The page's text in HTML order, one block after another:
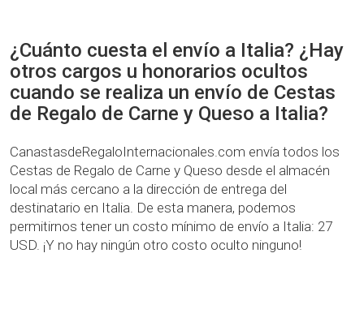
¿Cuánto cuesta el envío a Italia? ¿Hay
otros cargos u honorarios ocultos
cuando se realiza un envío de Cestas
de Regalo de Carne y Queso a Italia?
CanastasdeRegaloInternacionales.com envía todos los
Cestas de Regalo de Carne y Queso desde el almacén
local más cercano a la dirección de entrega del
destinatario en Italia. De esta manera, podemos
permitirnos tener un costo mínimo de envío a Italia: 27
USD. ¡Y no hay ningún otro costo oculto ninguno!